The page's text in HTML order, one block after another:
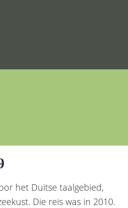
het Duitse taalgebied,
Die reis was in 2010.